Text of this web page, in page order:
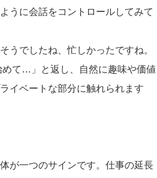
うに会話をコントロールしてみて
でしたね、忙しかったですね。
て…」と返し、自然に趣味や価値
イベートな部分に触れられます
が一つのサインです。仕事の延長